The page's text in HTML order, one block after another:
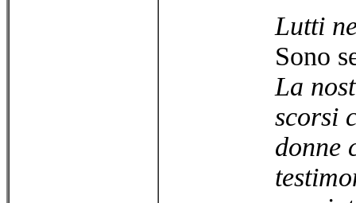
Lutti
Sono
La
scorsi
donne